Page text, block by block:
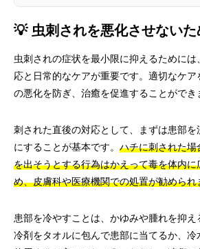
💡 虫刺されを悪化させない
虫刺されの症状を最小限に抑えるために
応と日常的なケアが重要です。適切なケ
の悪化を防ぎ、治癒を促進することができ
刺された直後の対応として、まずは患部
にすることが基本です。 ハチに刺された場
を出そうとする行為はかえって毒を体内
め、皮膚科や医療機関での処置が勧められ
患部を冷やすことは、かゆみや腫れを抑
冷剤をタオルに包んで患部に当てるか、